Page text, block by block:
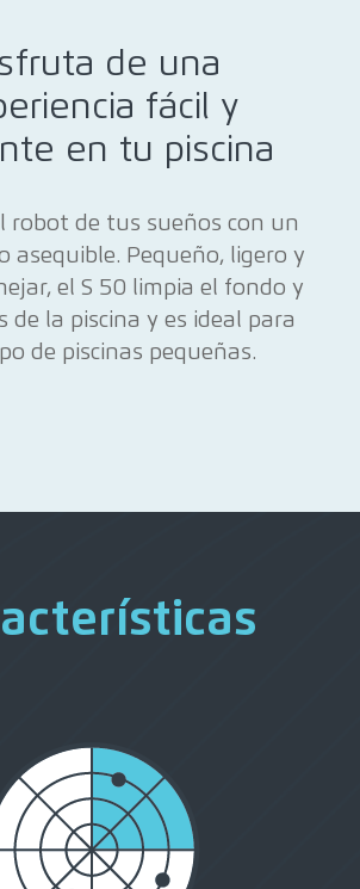
de una
fácil y
en tu piscina
robot de tus sueños con un
asequible. Pequeño, ligero y
el S 50 limpia el fondo y
de la piscina y es ideal para
de piscinas pequeñas.